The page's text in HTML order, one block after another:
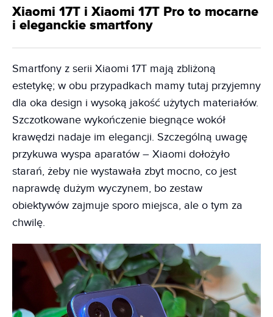
Xiaomi 17T i Xiaomi 17T Pro to mocarne
i eleganckie smartfony
Smartfony z serii Xiaomi 17T mają zbliżoną
estetykę; w obu przypadkach mamy tutaj przyjemny
dla oka design i wysoką jakość użytych materiałów.
Szczotkowane wykończenie biegnące wokół
krawędzi nadaje im elegancji. Szczególną uwagę
przykuwa wyspa aparatów – Xiaomi dołożyło
starań, żeby nie wystawała zbyt mocno, co jest
naprawdę dużym wyczynem, bo zestaw
obiektywów zajmuje sporo miejsca, ale o tym za
chwilę.